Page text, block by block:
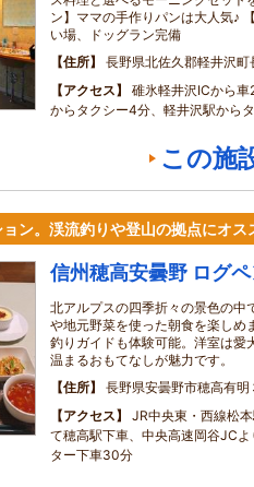
ン】ママの手作りパンは大人気♪
い場、ドッグラン完備
住所
長野県北佐久郡軽井沢町
アクセス
碓氷軽井沢ICから
からタクシー4分、軽井沢駅から
この施
ン。渓流釣りや登山の拠点にオス
信州穂高安曇野 ログ
北アルプスの四季折々の景色の中
や地元野菜を使った朝食を楽しめ
釣りガイドも体験可能。洋室は愛
温まるおもてなしが魅力です。
住所
長野県安曇野市穂高有明
アクセス
JR中央東・西線松
て穂高駅下車、中央高速岡谷JC
ター下車30分